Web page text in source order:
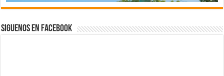
Siguenos en Facebook